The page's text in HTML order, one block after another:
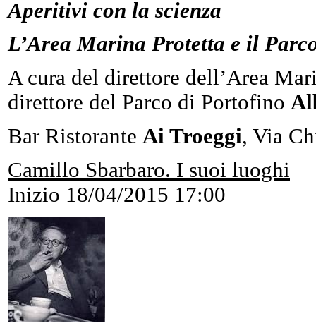
Aperitivi con la scienza
L’Area Marina Protetta e il
A cura del direttore dell’Area
direttore del Parco di Portofino
Bar Ristorante Ai Troeggi, Via
Camillo Sbarbaro. I suoi luoghi
Inizio 18/04/2015 17:00